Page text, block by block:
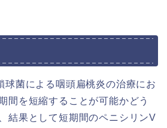
球菌による咽頭扁桃炎の治療にお
間を短縮することが可能かどう
結果として短期間のペニシリンV